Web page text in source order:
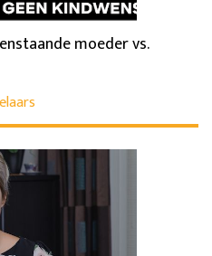
moeder vs.